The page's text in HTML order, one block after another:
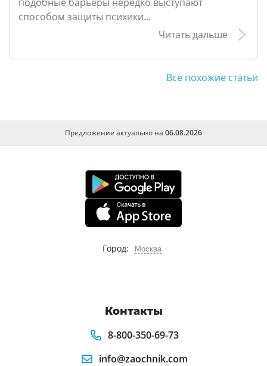
способом защиты психики...
Читать дальше
Все похожие статьи
Предложение актуально на 06.08.2026
Город: Москва
Контакты
8-800-350-69-73
info@zaochnik.com